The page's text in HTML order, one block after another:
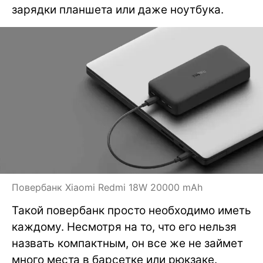
зарядки планшета или даже ноутбука.
Повербанк Xiaomi Redmi 18W 20000 mAh
Такой повербанк просто необходимо иметь
каждому. Несмотря на то, что его нельзя
назвать компактным, он все же не займет
много места в барсетке или рюкзаке.